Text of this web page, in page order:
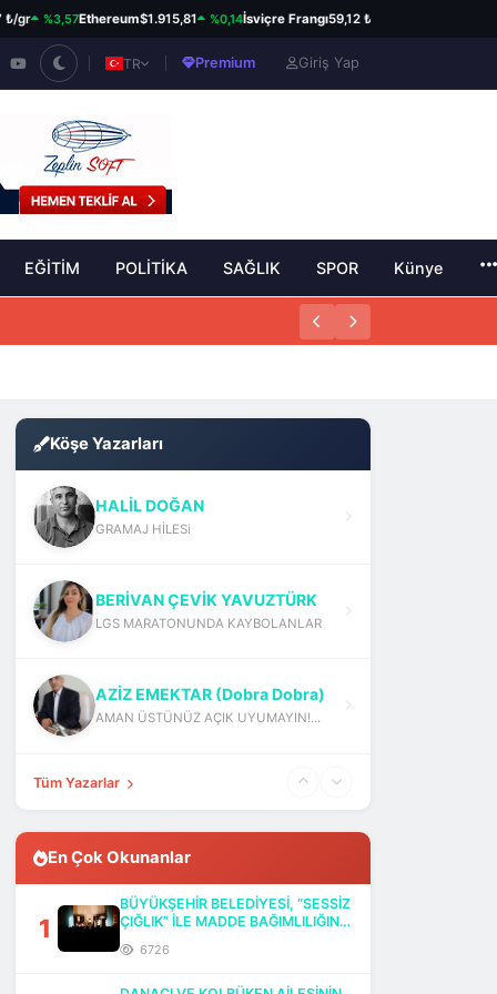
%3,57 Ethereum$1.915,81 %0,14 İsviçre Frangı59,12 ₺ %0,82
TR Premium Giriş Yap
EĞİTİM POLİTİKA SAĞLIK SPOR Künye
Köşe Yazarları
HALİL DOĞAN
GRAMAJ HİLESi
BERİVAN ÇEVİK YAVUZTÜRK
LGS MARATONUNDA KAYBOLANLAR
AZİZ EMEKTAR (Dobra Dobra)
AMAN ÜSTÜNÜZ AÇIK UYUMAYIN!...
Tüm Yazarlar
En Çok Okunanlar
1
BÜYÜKŞEHİR BELEDİYESİ, “SESSİZ
ÇIĞLIK” İLE MADDE BAĞIMLILIĞINA
6726